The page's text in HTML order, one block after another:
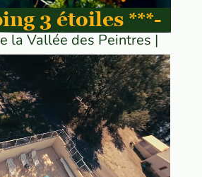
3 étoiles ***-
la Vallée des Peintres |